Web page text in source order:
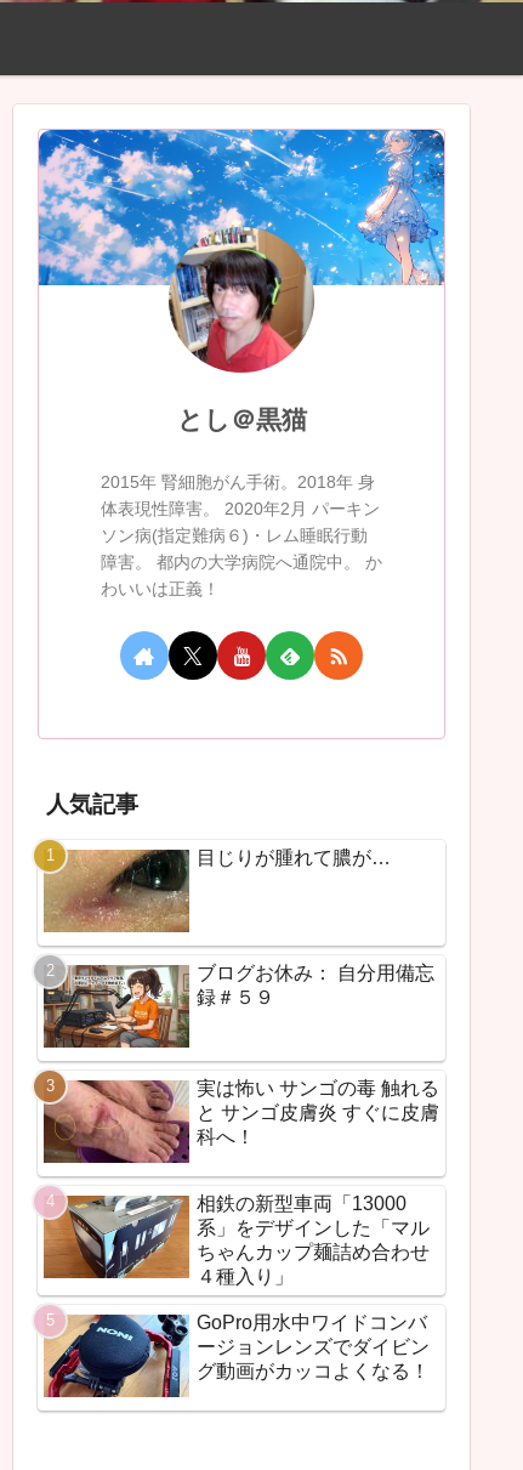
とし＠黒猫
2015年 腎細胞がん手術。2018年 身
体表現性障害。 2020年2月 パーキン
ソン病(指定難病６)・レム睡眠行動
障害。 都内の大学病院へ通院中。 か
わいいは正義！
人気記事
目じりが腫れて膿が…
ブログお休み： 自分用備忘
録＃５９
実は怖い サンゴの毒 触れる
と サンゴ皮膚炎 すぐに皮膚
科へ！
相鉄の新型車両「13000
系」をデザインした「マル
ちゃんカップ麺詰め合わせ
４種入り」
GoPro用水中ワイドコンバ
ージョンレンズでダイビン
グ動画がカッコよくなる！